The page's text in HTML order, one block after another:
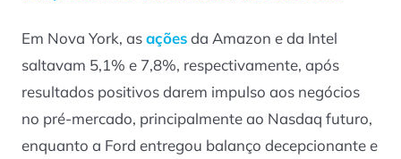
Em Nova York, asaçõesda Amazon e da Intel
saltavam 5,1% e 7,8%, respectivamente, após
resultados positivos darem impulso aos negócios
no pré-mercado, principalmente ao Nasdaq futuro,
enquanto a Ford entregou balanço decepcionante e